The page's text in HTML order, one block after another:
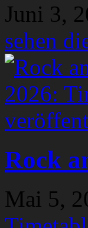
Juni 3,
sehen
Rock
Mai 5,